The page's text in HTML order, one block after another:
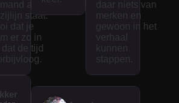
aan
staat.
dat je
er zo in
dat de tijd
daar niets van
merken en
gewoon in het
verhaal
kunnen
stappen.